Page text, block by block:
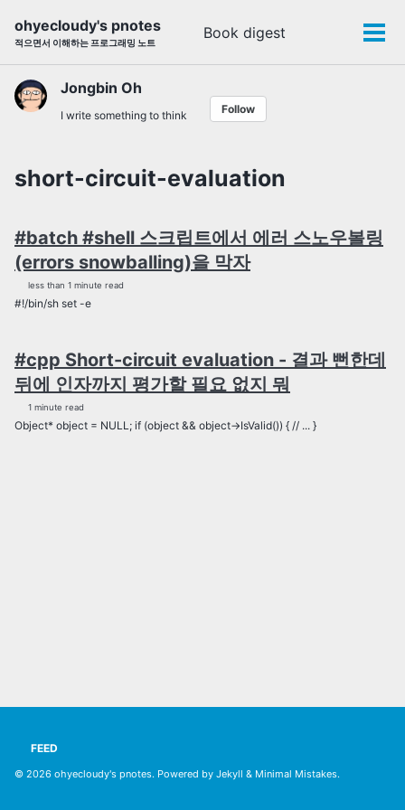
navigation
ohyecloudy's pnotes
적으면서 이해하는 프로그래밍 노트
Book digest
Toggle
Jongbin Oh
I write something to think Follow
short-circuit-evaluation
#batch #shell 스크립트에서 에러 스노우볼링
(errors snowballing)을 막자
less than 1 minute read
#!/bin/sh set -e
#cpp Short-circuit evaluation - 결과 뻔한데
뒤에 인자까지 평가할 필요 없지 뭐
1 minute read
Object* object = NULL; if (object && object->IsValid()) { // ... }
FEED
© 2026 ohyecloudy's pnotes. Powered by Jekyll & Minimal Mistakes.